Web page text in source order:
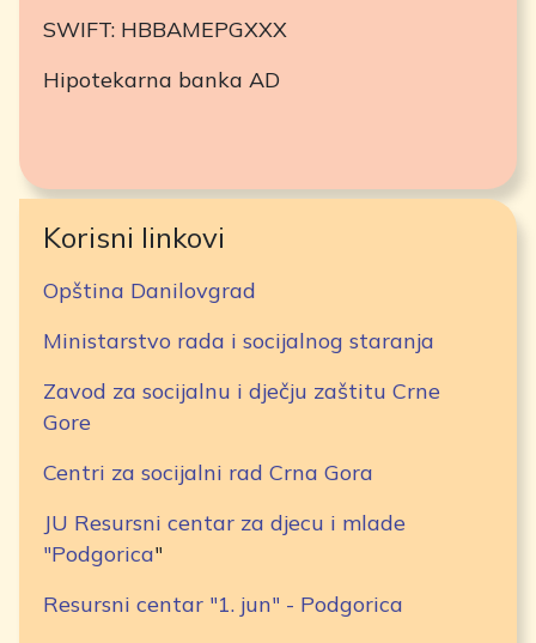
SWIFT: HBBAMEPGXXX
Hipotekarna banka AD
Korisni linkovi
Opština Danilovgrad
Ministarstvo rada i socijalnog staranja
Zavod za socijalnu i dječju zaštitu Crne
Gore
Centri za socijalni rad Crna Gora
JU Resursni centar za djecu i mlade
"Podgorica"
Resursni centar "1. jun" - Podgorica